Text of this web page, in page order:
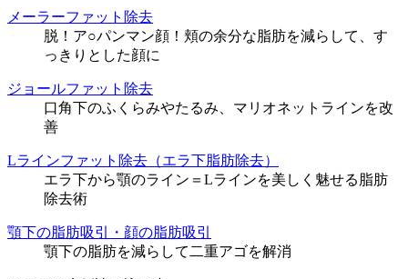
メーラーファット除去
脱！ア○パンマン顔！頬の余分な脂肪を減らして、す
っきりとした顔に
ジョールファット除去
口角下のふくらみやたるみ、マリオネットラインを改
善
Lラインファット除去（エラ下脂肪除去）
エラ下から顎のライン＝Lラインを美しく魅せる脂肪
除去術
顎下の脂肪吸引・顔の脂肪吸引
顎下の脂肪を減らして二重アゴを解消